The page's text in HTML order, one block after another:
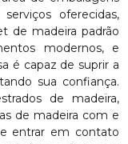
oferecidas,
de madeira padrão
modernos, e
é capaz de suprir a
sua confiança.
de madeira,
de madeira com e
entrar em contato